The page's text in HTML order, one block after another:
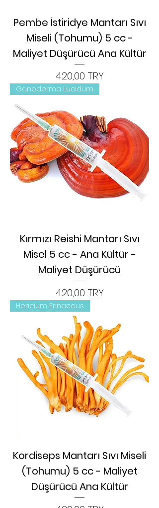
Pembe İstiridye Mantarı Sıvı
Miseli (Tohumu) 5 cc -
Maliyet Düşürücü Ana Kültür
Цена
420,00 TRY
Ganoderma Lucidum
Kırmızı Reishi Mantarı Sıvı
Misel 5 cc - Ana Kültür -
Maliyet Düşürücü
Цена
420,00 TRY
Hericium Erinaceus
Kordiseps Mantarı Sıvı Miseli
(Tohumu) 5 cc - Maliyet
Düşürücü Ana Kültür